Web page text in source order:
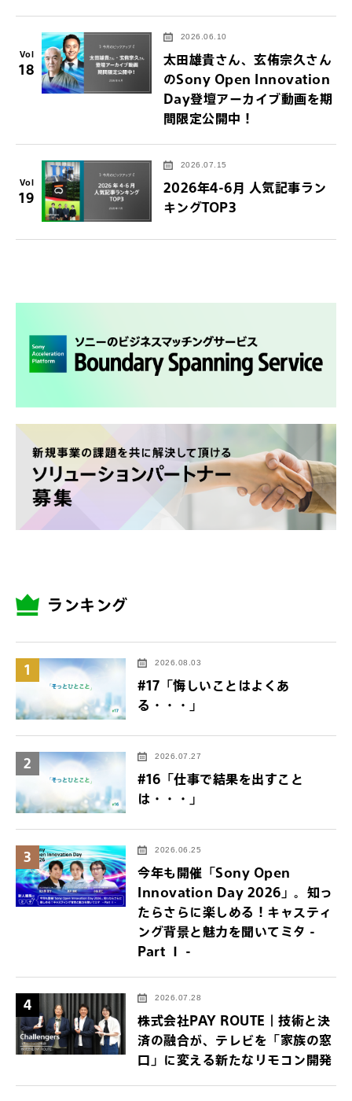
Vol
18
2026.06.10
太田雄貴さん、玄侑宗久さん
のSony Open Innovation
Day登壇アーカイブ動画を期
間限定公開中！
Vol
19
2026.07.15
2026年4-6月 人気記事ラン
キングTOP3
ランキング
1 2026.08.03
#17「悔しいことはよくあ
る・・・」
2 2026.07.27
#16「仕事で結果を出すこと
は・・・」
3 2026.06.25
今年も開催「Sony Open
Innovation Day 2026」。知っ
たらさらに楽しめる！キャスティ
ング背景と魅力を聞いてミタ -
Part Ⅰ -
4 2026.07.28
株式会社PAY ROUTE｜技術と決
済の融合が、テレビを「家族の窓
口」に変える新たなリモコン開発